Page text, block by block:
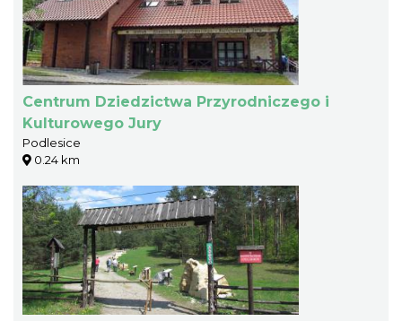
Centrum Dziedzictwa Przyrodniczego i
Kulturowego Jury
Podlesice
0.24 km